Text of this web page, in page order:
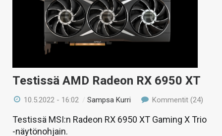
Testissä AMD Radeon RX 6950 XT
10.5.2022 - 16:02 /Sampsa Kurri Kommentit (24)
Testissä MSI:n Radeon RX 6950 XT Gaming X Trio
-näytönohjain.